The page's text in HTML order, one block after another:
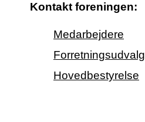
Kontakt foreningen:
Medarbejdere
Forretningsudvalg
Hovedbestyrelse